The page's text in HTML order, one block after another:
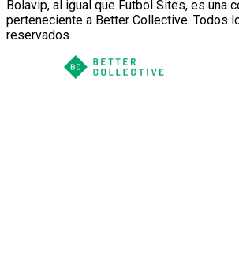
Bolavip, al igual que Futbol Sites, es una
perteneciente a Better Collective. Todos
reservados